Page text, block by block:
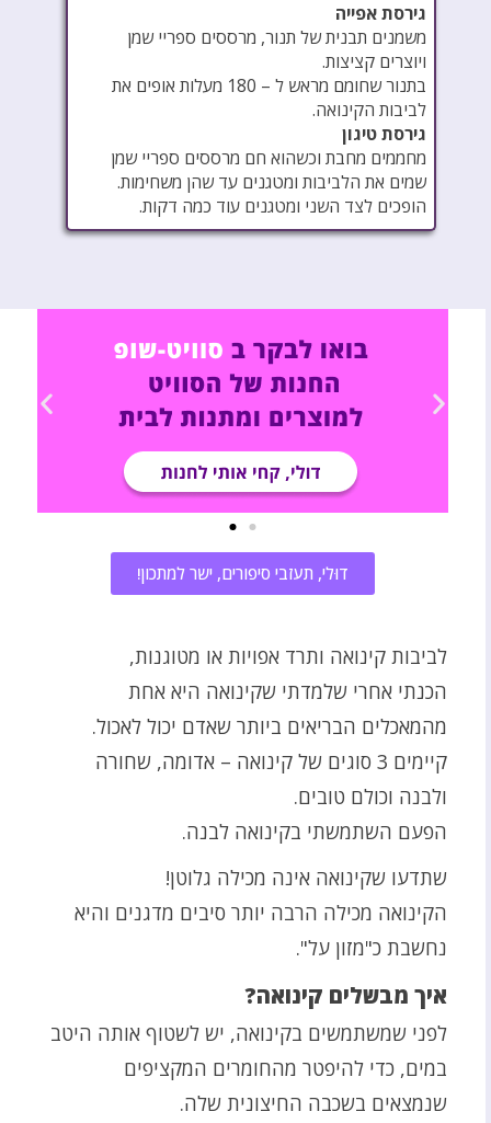
גירסת אפייה
משמנים תבנית של תנור, מרססים ספריי שמן
ויוצרים קציצות.
בתנור שחומם מראש ל – 180 מעלות אופים את
לביבות הקינואה.
גירסת טיגון
מחממים מחבת וכשהוא חם מרססים ספריי שמן
שמים את הלביבות ומטגנים עד שהן משחימות.
הופכים לצד השני ומטגנים עוד כמה דקות.
דוּלי, תעזבי סיפורים, ישר למתכון!
לביבות קינואה ותרד אפויות או מטוגנות,
הכנתי אחרי שלמדתי שקינואה היא אחת
מהמאכלים הבריאים ביותר שאדם יכול לאכול.
קיימים 3 סוגים של קינואה – אדומה, שחורה
ולבנה וכולם טובים.
הפעם השתמשתי בקינואה לבנה.
שתדעו שקינואה אינה מכילה גלוטן!
הקינואה מכילה הרבה יותר סיבים מדגנים והיא
נחשבת כ"מזון על".
איך מבשלים קינואה?
לפני שמשתמשים בקינואה, יש לשטוף אותה היטב
במים, כדי להיפטר מהחומרים המקציפים
שנמצאים בשכבה החיצונית שלה.